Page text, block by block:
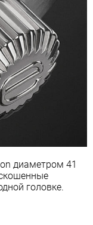
диаметром 41
головке.